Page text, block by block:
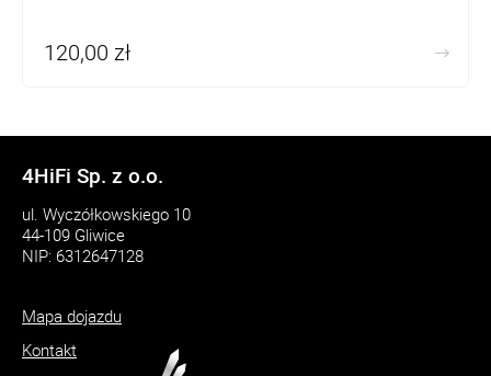
120,00 zł
4HiFi Sp. z o.o.
ul. Wyczółkowskiego 10
44-109 Gliwice
NIP: 6312647128
Mapa dojazdu
Kontakt